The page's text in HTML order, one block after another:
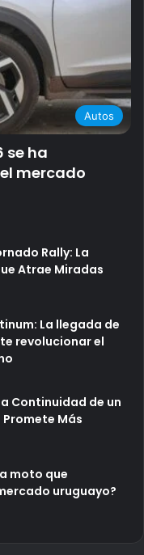
Autos
se ha
mercado
Rally: La
Atrae Miradas
La llegada de
revolucionar el
Continuidad de un
Promete Más
moto que
uruguayo?